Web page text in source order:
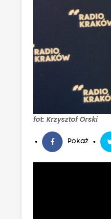
fot: Krzysztof Orski
Pokaż